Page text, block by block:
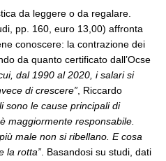
da leggere o da regalare.
pp. 160, euro 13,00) affronta
conoscere: la contrazione dei
da quanto certificato dall’Ocse
dal 1990 al 2020, i salari si
di crescere” , Riccardo
sono le cause principali di
maggiormente responsabile.
male non si ribellano. E cosa
la rotta” . Basandosi su studi, dati